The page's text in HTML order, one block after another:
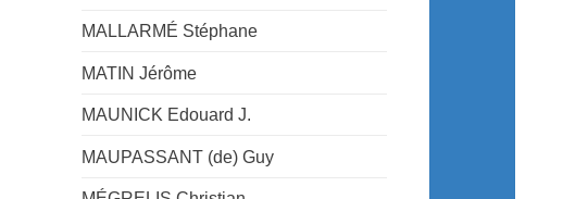
MALLARMÉ Stéphane
MATIN Jérôme
MAUNICK Edouard J.
MAUPASSANT (de) Guy